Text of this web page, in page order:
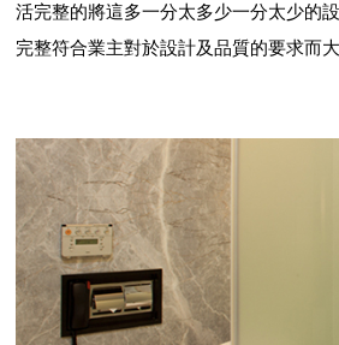
活完整的將這多一分太多少一分太少的
完整符合業主對於設計及品質的要求而大